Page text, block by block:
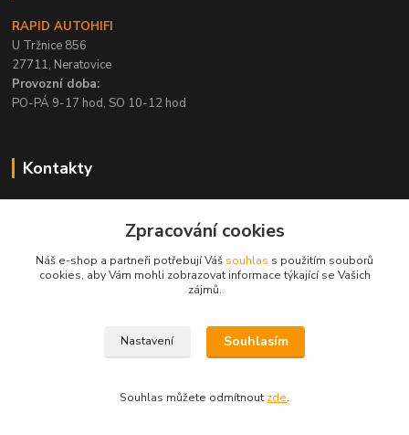
RAPID AUTOHIFI
U Tržnice 856
27711, Neratovice
Provozní doba:
PO-PÁ 9-17 hod, SO 10-12 hod
Kontakty
PO-PÁ / 9-17 hod, SO 10-12 hod
info@rapid-autohifi.com
Všechna práva vyhrazena © 2004-2024 Rapid Autohifi
Zpracování cookies
Náš e-shop a partneři potřebují Váš souhlas s použitím souborů
cookies, aby Vám mohli zobrazovat informace týkající se Vašich
zájmů.
Nastavení Souhlasím
Souhlas můžete odmítnout zde.